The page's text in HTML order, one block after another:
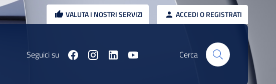
VALUTA I NOSTRI SERVIZI ACCEDI O REGISTRATI
Seguici su Cerca